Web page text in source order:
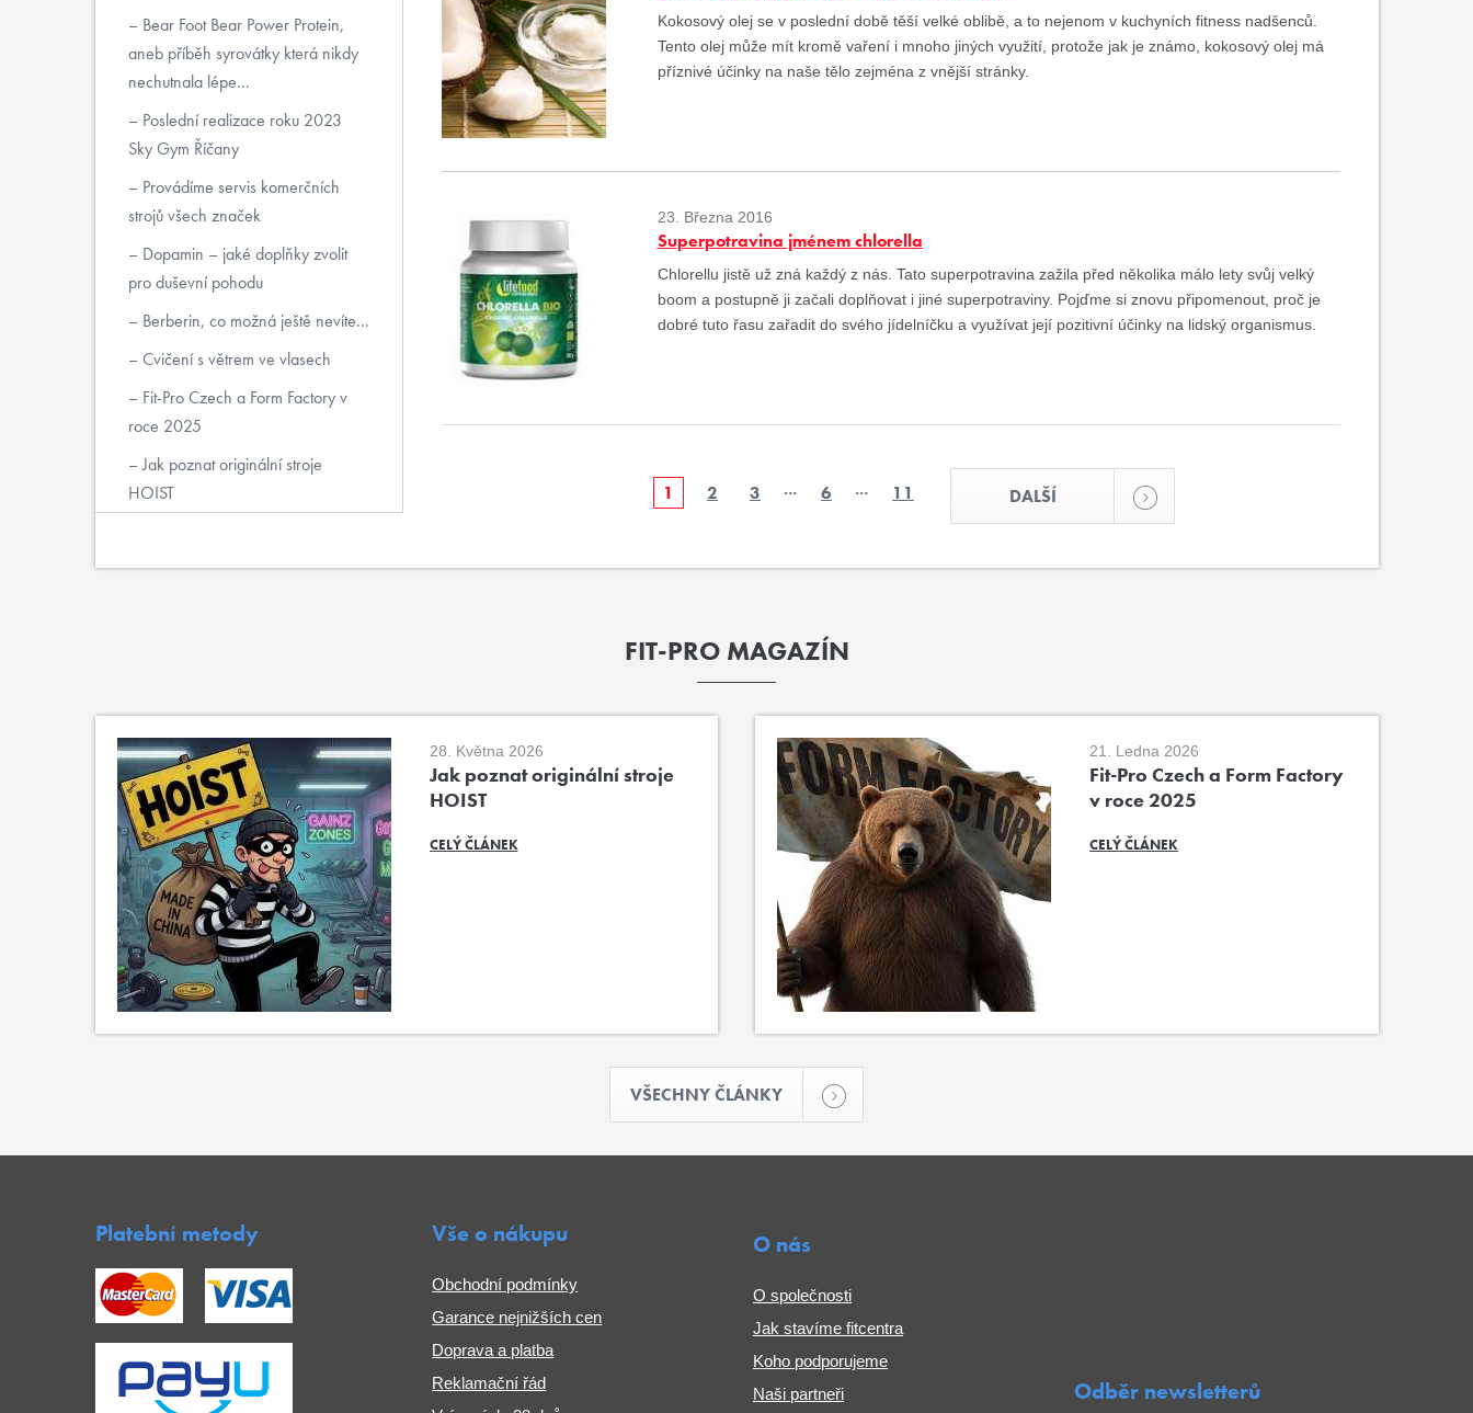
Kokosový olej se v poslední době těší velké oblibě, a to nejenom v kuchyních fitness nadšenců.
Tento olej může mít kromě vaření i mnoho jiných využití, protože jak je známo, kokosový olej má
příznivé účinky na naše tělo zejména z vnější stránky.
23. Března 2016
Superpotravina jménem chlorella
Chlorellu jistě už zná každý z nás. Tato superpotravina zažila před několika málo lety svůj velký
boom a postupně ji začali doplňovat i jiné superpotraviny. Pojďme si znovu připomenout, proč je
dobré tuto řasu zařadit do svého jídelníčku a využívat její pozitivní účinky na lidský organismus.
1 2 3 … 6 … 11 DALŠÍ
Bear Foot Bear Power Protein,
aneb příběh syrovátky která nikdy
nechutnala lépe...
Poslední realizace roku 2023
Sky Gym Říčany
Provádíme servis komerčních
strojů všech značek
Dopamin – jaké doplňky zvolit
pro duševní pohodu
Berberin, co možná ještě nevíte...
Cvičení s větrem ve vlasech
Fit-Pro Czech a Form Factory v
roce 2025
Jak poznat originální stroje
HOIST
FIT-PRO MAGAZÍN
28. Května 2026
Jak poznat originální stroje
HOIST
CELÝ ČLÁNEK
21. Ledna 2026
Fit-Pro Czech a Form Factory
v roce 2025
CELÝ ČLÁNEK
VŠECHNY ČLÁNKY
Platební metody Vše o nákupu
Obchodní podmínky
Garance nejnižších cen
Doprava a platba
Reklamační řád
O nás
O společnosti
Jak stavíme fitcentra
Koho podporujeme
Naši partneři
Odběr newsletterů